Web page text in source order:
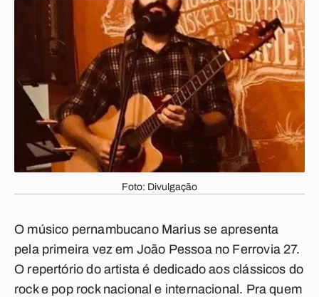
Foto: Divulgação
O músico pernambucano Marius se apresenta
pela primeira vez em João Pessoa no Ferrovia 27.
O repertório do artista é dedicado aos clássicos do
rock e pop rock nacional e internacional. Pra quem